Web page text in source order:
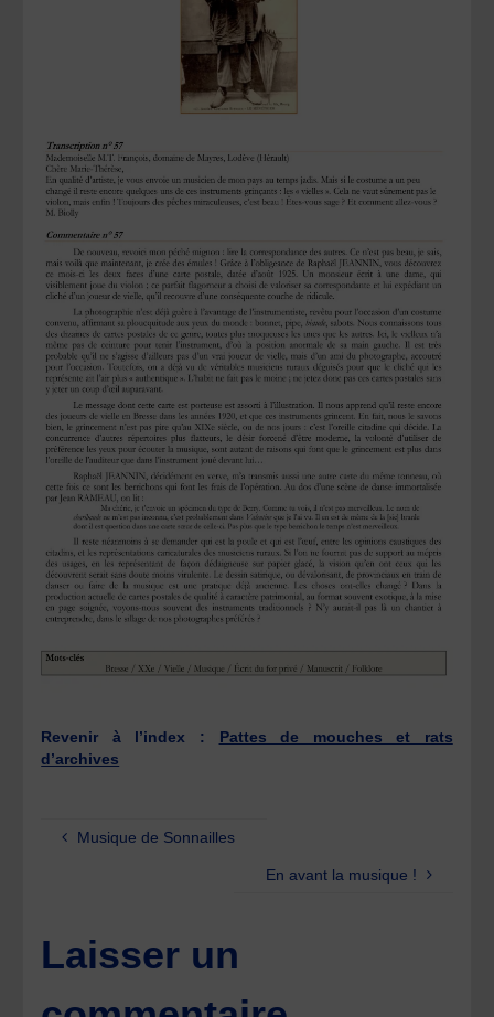
Revenir à l’index : Pattes de mouches et rats
d’archives
Musique de Sonnailles
En avant la musique !
Laisser un